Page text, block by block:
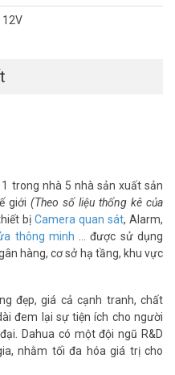
diện đối tượng.
U-IL-A có góc quan sát
trời.
IL-A là một lựa chọn tuyệt vời
hoạt và những tính năng ưu
trình mà camera này đặc biệt
giám sát an ninh cho ngôi nhà
những nguy cơ tiềm ẩn.
khu vực để xe, và các khu
cư dân.
động bán hàng, quản lý nhân
cho văn phòng, bảo vệ tài
12V
trong nhà 5 nhà sản xuất sản
giới (Theo số liệu thống kê của
bị Camera quan sát, Alarm,
thông minh … được sử dụng
hàng, cơ sở hạ tầng, khu vực
đẹp, giá cả cạnh tranh, chất
đem lại sự tiện ích cho người
Dahua có một đội ngũ R&D
nhằm tối đa hóa giá trị cho